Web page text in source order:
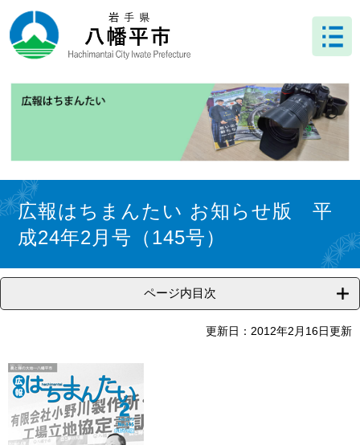
ー
ジ
ニ
ュ
文 広報はちまんたい お知らせ版 平
成24年2月号（145号）
ページ内目次
更新日：2012年2月16日更新